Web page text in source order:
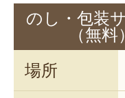
のし・包装
（無料）
場所